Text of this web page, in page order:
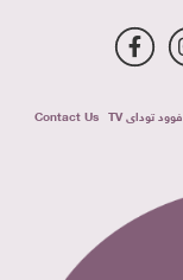
فوود توداى TV
Contact Us